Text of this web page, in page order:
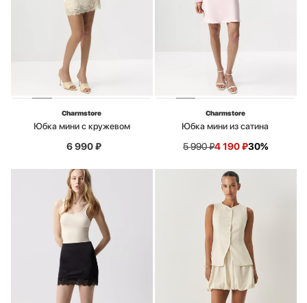
Charmstore
Юбка мини с кружевом
6 990₽
Charmstore
Юбка мини из сатина
5 990₽4 190₽30%